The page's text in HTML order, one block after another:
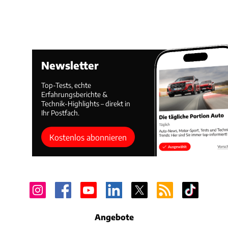
Newsletter
Top-Tests, echte
Erfahrungsberichte &
Technik-Highlights – direkt in
Ihr Postfach.
Kostenlos abonnieren
Angebote